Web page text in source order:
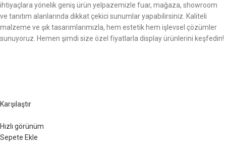
ihtiyaçlara yönelik geniş ürün yelpazemizle fuar, mağaza, showroom
ve tanıtım alanlarında dikkat çekici sunumlar yapabilirsiniz. Kaliteli
malzeme ve şık tasarımlarımızla, hem estetik hem işlevsel çözümler
sunuyoruz. Hemen şimdi size özel fiyatlarla display ürünlerini keşfedin!
Karşılaştır
Hızlı görünüm
Sepete Ekle